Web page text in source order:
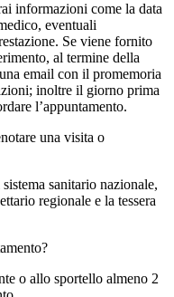
informazioni come la data
eventuali
Se viene fornito
al termine della
email con il promemoria
inoltre il giorno prima
l’appuntamento.
una visita o
sanitario nazionale,
regionale e la tessera
o allo sportello almeno 2